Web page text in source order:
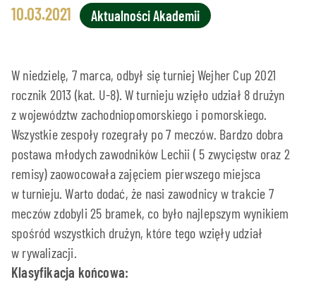
10.03.2021 Aktualności Akademii
W niedzielę, 7 marca, odbył się turniej Wejher Cup 2021
rocznik 2013 (kat. U-8). W turnieju wzięło udział 8 drużyn
z województw zachodniopomorskiego i pomorskiego.
Wszystkie zespoły rozegrały po 7 meczów. Bardzo dobra
postawa młodych zawodników Lechii ( 5 zwycięstw oraz 2
remisy) zaowocowała zajęciem pierwszego miejsca
w turnieju. Warto dodać, że nasi zawodnicy w trakcie 7
meczów zdobyli 25 bramek, co było najlepszym wynikiem
spośród wszystkich drużyn, które tego wzięły udział
w rywalizacji.
Klasyfikacja końcowa: